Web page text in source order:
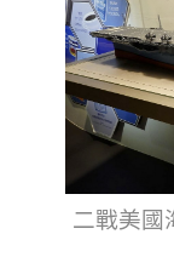
二戰美國